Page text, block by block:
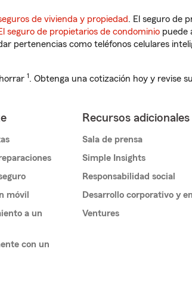
de vivienda y propiedad. El seguro de
seguro de propietarios de condominio puede
pertenencias como teléfonos celulares
1. Obtenga una cotización hoy y revise
móvil
a un
con un
Recursos adicionales
Sala de prensa
Simple Insights
Responsabilidad social
Desarrollo corporativo y
Ventures